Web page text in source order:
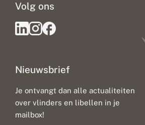
Nieuwsbrief
Je ontvangt dan alle actualiteiten
over vlinders en libellen in je
mailbox!
Volg ons